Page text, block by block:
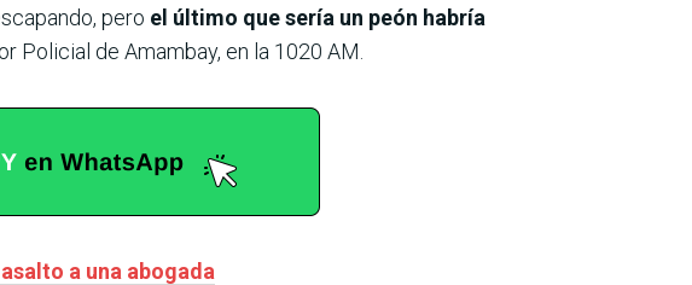
pero el último que sería un peón habría
Policial de Amambay, en la 1020 AM.
a una abogada